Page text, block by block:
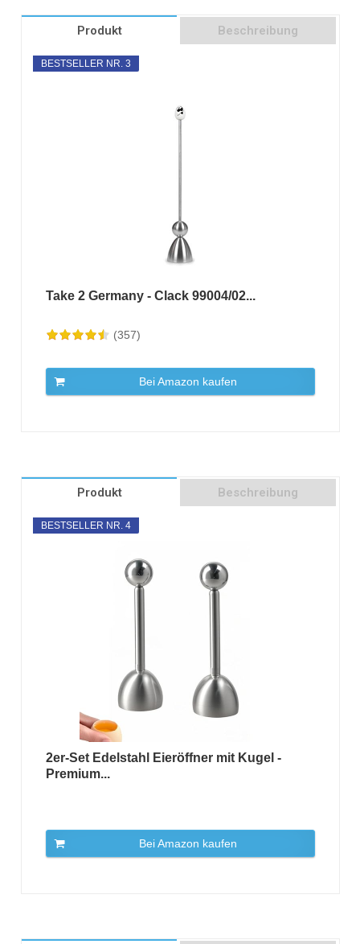
Produkt Beschreibung
BESTSELLER NR. 3
Take 2 Germany - Clack 99004/02...
(357)
Bei Amazon kaufen
Produkt Beschreibung
BESTSELLER NR. 4
2er-Set Edelstahl Eieröffner mit Kugel -
Premium...
Bei Amazon kaufen